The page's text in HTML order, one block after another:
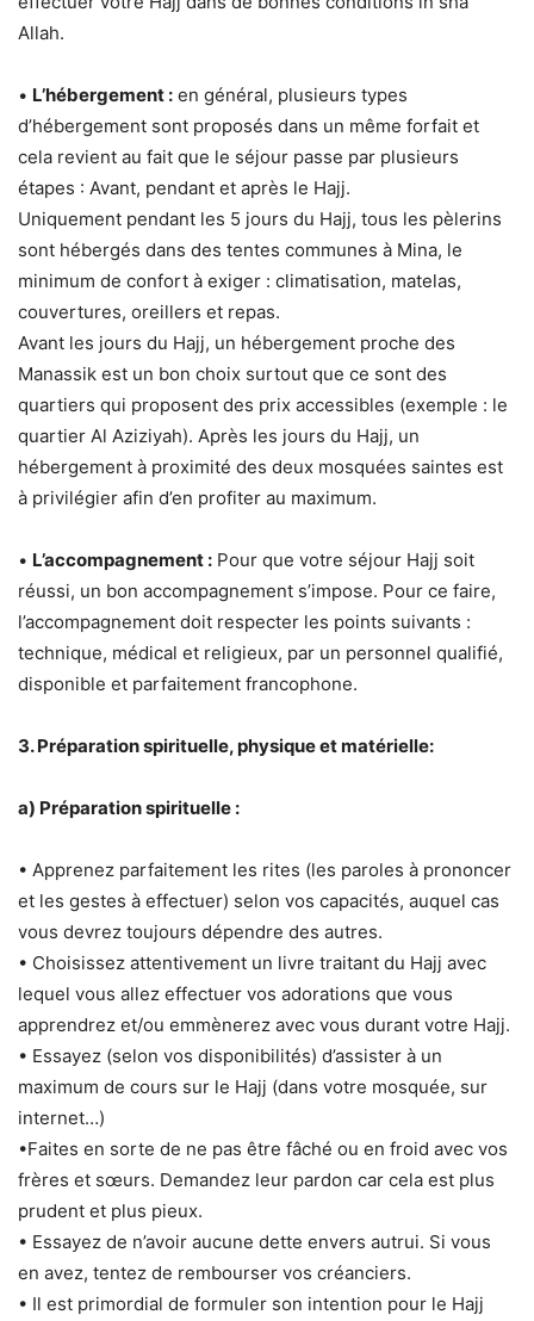
Allah.
• L’hébergement : en général, plusieurs types
d’hébergement sont proposés dans un même forfait et
cela revient au fait que le séjour passe par plusieurs
étapes : Avant, pendant et après le Hajj.
Uniquement pendant les 5 jours du Hajj, tous les pèlerins
sont hébergés dans des tentes communes à Mina, le
minimum de confort à exiger : climatisation, matelas,
couvertures, oreillers et repas.
Avant les jours du Hajj, un hébergement proche des
Manassik est un bon choix surtout que ce sont des
quartiers qui proposent des prix accessibles (exemple : le
quartier Al Aziziyah). Après les jours du Hajj, un
hébergement à proximité des deux mosquées saintes est
à privilégier afin d’en profiter au maximum.
• L’accompagnement : Pour que votre séjour Hajj soit
réussi, un bon accompagnement s’impose. Pour ce faire,
l’accompagnement doit respecter les points suivants :
technique, médical et religieux, par un personnel qualifié,
disponible et parfaitement francophone.
3. Préparation spirituelle, physique et matérielle:
a) Préparation spirituelle :
• Apprenez parfaitement les rites (les paroles à prononcer
et les gestes à effectuer) selon vos capacités, auquel cas
vous devrez toujours dépendre des autres.
• Choisissez attentivement un livre traitant du Hajj avec
lequel vous allez effectuer vos adorations que vous
apprendrez et/ou emmènerez avec vous durant votre Hajj.
• Essayez (selon vos disponibilités) d’assister à un
maximum de cours sur le Hajj (dans votre mosquée, sur
internet…)
•Faites en sorte de ne pas être fâché ou en froid avec vos
frères et sœurs. Demandez leur pardon car cela est plus
prudent et plus pieux.
• Essayez de n’avoir aucune dette envers autrui. Si vous
en avez, tentez de rembourser vos créanciers.
• Il est primordial de formuler son intention pour le Hajj